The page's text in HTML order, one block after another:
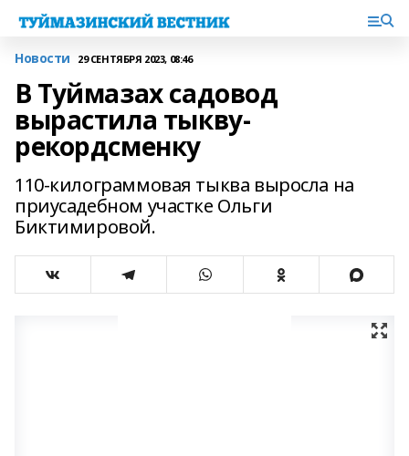
Новости 29 СЕНТЯБРЯ 2023, 08:46
В Туймазах садовод
вырастила тыкву-
рекордсменку
110-килограммовая тыква выросла на
приусадебном участке Ольги
Биктимировой.